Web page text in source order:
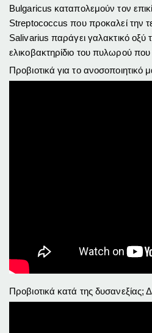
Bulgaricus καταπολεμούν τον
Streptococcus που προκαλεί την
Salivarius παράγει γαλακτικό οξύ
ελικοβακτηρίδιο του πυλωρού
Προβιοτικά για το ανοσοποιητικό
Προβιοτικά κατά της δυσανεξίας;